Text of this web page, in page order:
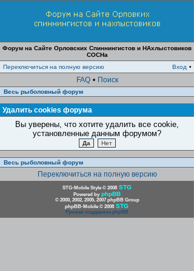
Форум на Сайте Орловских Спиннингистов и НАхлыстовиков
СОСНа
Переключиться на полную версию
Вход •
FAQ • Поиск
Весь рыболовный форум
Удалить cookies форума
Вы уверены, что хотите удалить все cookie,
установленные данным форумом?
Весь рыболовный форум
Переключиться на полную версию
STG-Mobile Style © 2008 STG
Powered by phpBB
© 2000, 2002, 2005, 2007 phpBB Group
phpBB-Mobile © 2008 STG
Русская поддержка phpBB